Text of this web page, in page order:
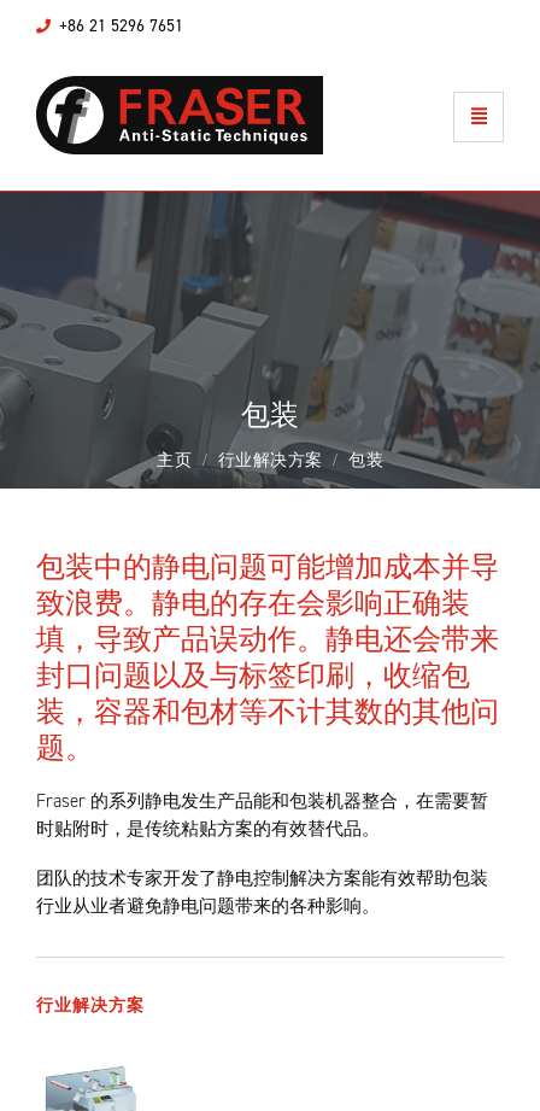
+86 21 5296 7651
包装
主页 行业解决方案 包装
包装中的静电问题可能增加成本并导
致浪费。静电的存在会影响正确装
填，导致产品误动作。静电还会带来
封口问题以及与标签印刷，收缩包
装，容器和包材等不计其数的其他问
题。
Fraser 的系列静电发生产品能和包装机器整合，在需要暂
时贴附时，是传统粘贴方案的有效替代品。
团队的技术专家开发了静电控制解决方案能有效帮助包装
行业从业者避免静电问题带来的各种影响。
行业解决方案